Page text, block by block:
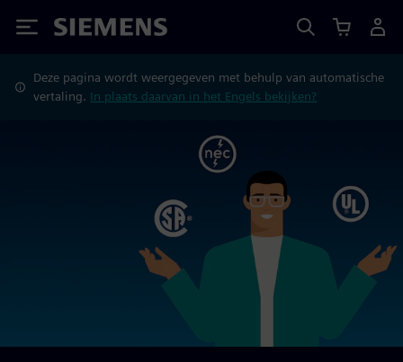
Siemens
Deze pagina wordt weergegeven met behulp van automatische
vertaling. In plaats daarvan in het Engels bekijken?